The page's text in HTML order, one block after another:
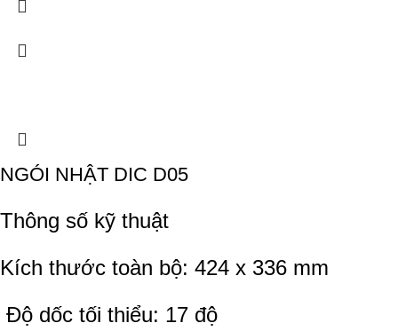
NGÓI NHẬT DIC D05
Thông số kỹ thuật
Kích thước toàn bộ: 424 x 336 mm
Độ dốc tối thiểu: 17 độ